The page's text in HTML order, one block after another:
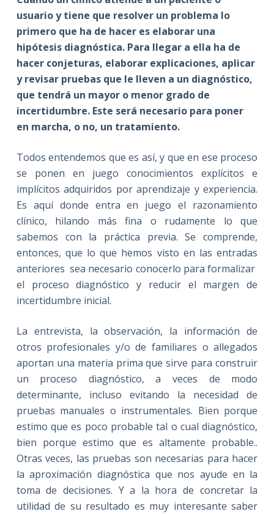
usuario y tiene que resolver un problema lo
primero que ha de hacer es elaborar una
hipótesis diagnóstica. Para llegar a ella ha de
hacer conjeturas, elaborar explicaciones, aplicar
y revisar pruebas que le lleven a un diagnóstico,
que tendrá un mayor o menor grado de
incertidumbre. Este será necesario para poner
en marcha, o no, un tratamiento.
Todos entendemos que es así, y que en ese proceso
se ponen en juego conocimientos explícitos e
implícitos adquiridos por aprendizaje y experiencia.
Es aquí donde entra en juego el razonamiento
clínico, hilando más fina o rudamente lo que
sabemos con la práctica previa. Se comprende,
entonces, que lo que hemos visto en las entradas
anteriores sea necesario conocerlo para formalizar
el proceso diagnóstico y reducir el margen de
incertidumbre inicial.
La entrevista, la observación, la información de
otros profesionales y/o de familiares o allegados
aportan una materia prima que sirve para construir
un proceso diagnóstico, a veces de modo
determinante, incluso evitando la necesidad de
pruebas manuales o instrumentales. Bien porque
estimo que es poco probable tal o cual diagnóstico,
bien porque estimo que es altamente probable..
Otras veces, las pruebas son necesarias para hacer
la aproximación diagnóstica que nos ayude en la
toma de decisiones. Y a la hora de concretar la
utilidad de su resultado es muy interesante saber